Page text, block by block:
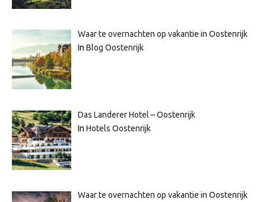
Waar te overnachten op vakantie in Oostenrijk
In Blog Oostenrijk
Das Landerer Hotel – Oostenrijk
In Hotels Oostenrijk
Waar te overnachten op vakantie in Oostenrijk